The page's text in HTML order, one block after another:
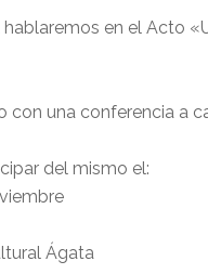
en el Acto
con una conferencia a
del mismo el:
Ágata